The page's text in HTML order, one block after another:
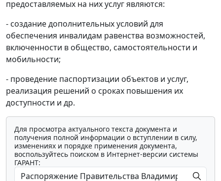
предоставляемых на них услуг являются:
- создание дополнительных условий для
обеспечения инвалидам равенства возможностей,
включенности в общество, самостоятельности и
мобильности;
- проведение паспортизации объектов и услуг,
реализация решений о сроках повышения их
доступности и др.
Для просмотра актуального текста документа и
получения полной информации о вступлении в силу,
изменениях и порядке применения документа,
воспользуйтесь поиском в Интернет-версии системы
ГАРАНТ: